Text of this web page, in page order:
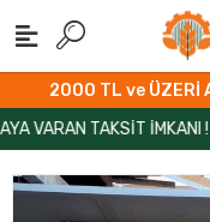
2000 TL ve ÜZERİ
TAKSİT İMKANI !